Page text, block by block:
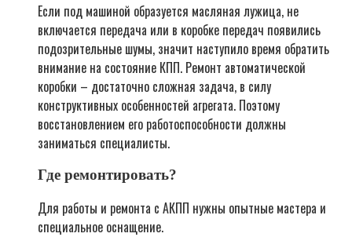
Если под машиной образуется масляная лужица, не
включается передача или в коробке передач появились
подозрительные шумы, значит наступило время обратить
внимание на состояние КПП. Ремонт автоматической
коробки – достаточно сложная задача, в силу
конструктивных особенностей агрегата. Поэтому
восстановлением его работоспособности должны
заниматься специалисты.
Где ремонтировать?
Для работы и ремонта с АКПП нужны опытные мастера и
специальное оснащение.